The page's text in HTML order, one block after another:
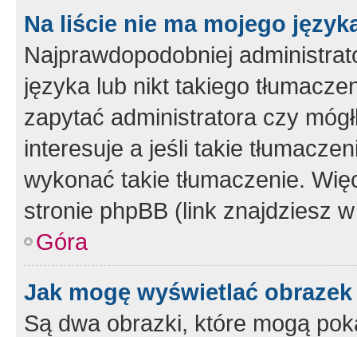
Na liście nie ma mojego
Najprawdopodobniej
języka lub nikt takiego
zapytać administratora czy
interesuje a jeśli takie
wykonać takie tłumaczenie.
stronie phpBB (link znajdziesz
Góra
Jak mogę wyświetlać
Są dwa obrazki, które mogą